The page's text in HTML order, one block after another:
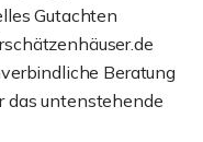
Gutachten
Beratung
das untenstehende